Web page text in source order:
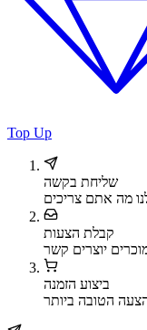
Top Up
שליחת בקשה
מה אתם צריכים
קבלת הצעות
יוצרים קשר
ביצוע הזמנה
הטובה ביותר